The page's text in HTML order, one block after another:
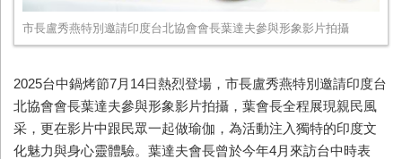
市長盧秀燕特別邀請印度台北協會會長葉達夫參與形象影片拍攝
2025台中鍋烤節7月14日熱烈登場，市長盧秀燕特別邀請印度台
北協會會長葉達夫參與形象影片拍攝，葉會長全程展現親民風
采，更在影片中跟民眾一起做瑜伽，為活動注入獨特的印度文
化魅力與身心靈體驗。葉達夫會長曾於今年4月來訪台中時表